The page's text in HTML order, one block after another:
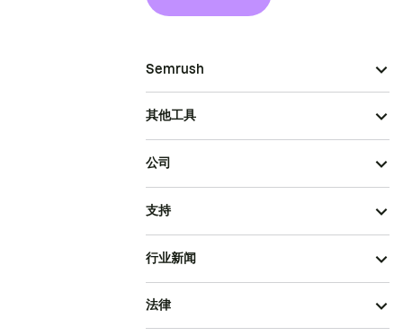
Semrush
其他工具
公司
支持
行业新闻
法律